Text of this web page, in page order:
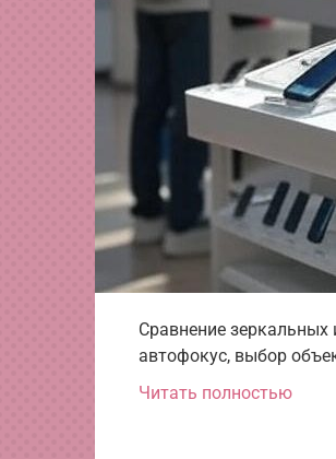
Сравнение зеркальных
автофокус, выбор
Читать полностью